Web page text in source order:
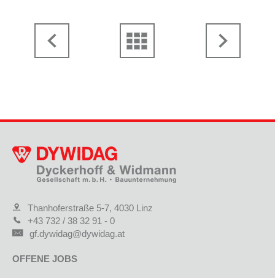
Thanhoferstraße 5-7, 4030 Linz
+43 732 / 38 32 91 - 0
gf.dywidag@dywidag.at
OFFENE JOBS